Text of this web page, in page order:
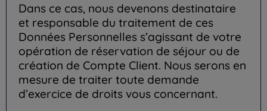
Dans ce cas, nous devenons destinataire
et responsable du traitement de ces
Données Personnelles s’agissant de votre
opération de réservation de séjour ou de
création de Compte Client. Nous serons en
mesure de traiter toute demande
d’exercice de droits vous concernant.